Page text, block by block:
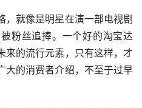
，就像是明星在演一部电视剧
粉丝追捧。一个好的淘宝达
来的流行元素，只有这样，才
大的消费者介绍，不至于过早